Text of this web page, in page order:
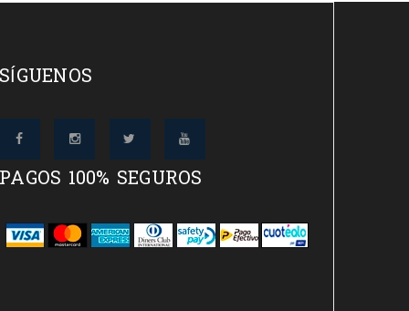
SÍGUENOS
PAGOS 100% SEGUROS